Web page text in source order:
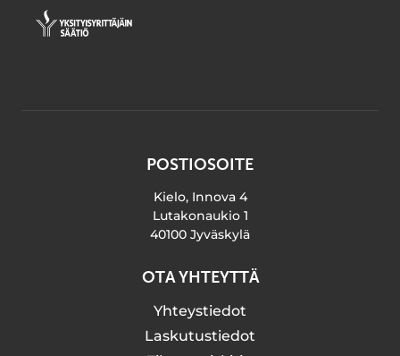
POSTIOSOITE
Kielo, Innova 4
Lutakonaukio 1
40100 Jyväskylä
OTA YHTEYTTÄ
Yhteystiedot
Laskutustiedot